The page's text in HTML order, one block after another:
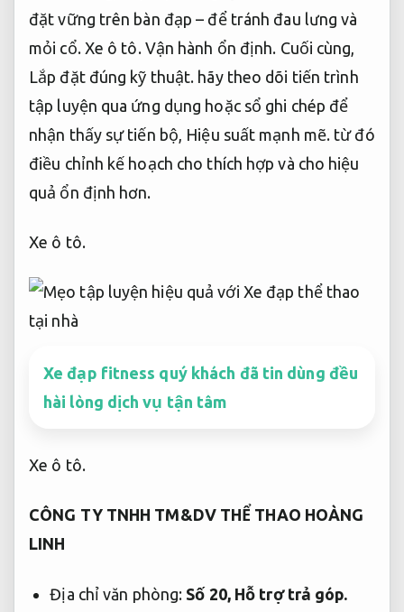
đặt vững trên bàn đạp – để tránh đau lưng và
mỏi cổ. Xe ô tô. Vận hành ổn định. Cuối cùng,
Lắp đặt đúng kỹ thuật. hãy theo dõi tiến trình
tập luyện qua ứng dụng hoặc sổ ghi chép để
nhận thấy sự tiến bộ, Hiệu suất mạnh mẽ. từ đó
điều chỉnh kế hoạch cho thích hợp và cho hiệu
quả ổn định hơn.
Xe ô tô.
Xe đạp fitness quý khách đã tin dùng đều
hài lòng dịch vụ tận tâm
Xe ô tô.
CÔNG TY TNHH TM&DV THỂ THAO HOÀNG
LINH
Địa chỉ văn phòng: Số 20, Hỗ trợ trả góp.